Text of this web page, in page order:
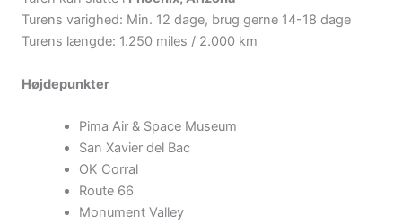
Turens varighed: Min. 12 dage, brug gerne 14-18 dage
Turens længde: 1.250 miles / 2.000 km
Højdepunkter
Pima Air & Space Museum
San Xavier del Bac
OK Corral
Route 66
Monument Valley